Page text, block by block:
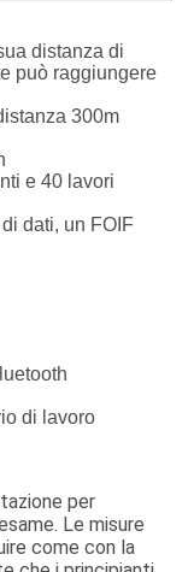
distanza di
può raggiungere
300m
e 40 lavori
dati, un FOIF
di lavoro
per
Le misure
come con la